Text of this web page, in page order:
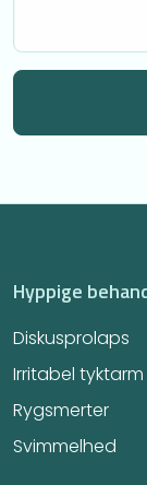
Hyppige
Diskusprolaps
Irritabel tyktarm​
Rygsmerter
Svimmelhed